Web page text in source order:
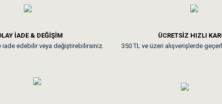
Uygun fiyatta olması iyi.
İADE & DEĞİŞİM
iade edebilir veya değiştirebilirsiniz.
ÜCRETSİZ HIZLI
350 TL ve üzeri alışverişlerde